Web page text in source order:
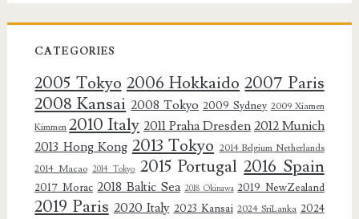
CATEGORIES
2005 Tokyo 2006 Hokkaido 2007 Paris
2008 Kansai 2008 Tokyo 2009 Sydney 2009 Xiamen
Kimmen 2010 Italy 2011 Praha Dresden 2012 Munich
2013 Hong Kong 2013 Tokyo 2014 Belgium Netherlands
2014 Macao 2014 Tokyo 2015 Portugal 2016 Spain
2017 Morac 2018 Baltic Sea 2018 Okinawa 2019 NewZealand
2019 Paris 2020 Italy 2023 Kansai 2024 SriLanka 2024